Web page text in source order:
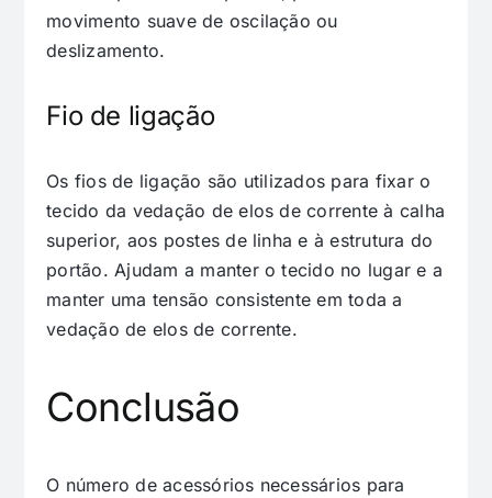
movimento suave de oscilação ou
deslizamento.
Fio de ligação
Os fios de ligação são utilizados para fixar o
tecido da vedação de elos de corrente à calha
superior, aos postes de linha e à estrutura do
portão. Ajudam a manter o tecido no lugar e a
manter uma tensão consistente em toda a
vedação de elos de corrente.
Conclusão
O número de acessórios necessários para